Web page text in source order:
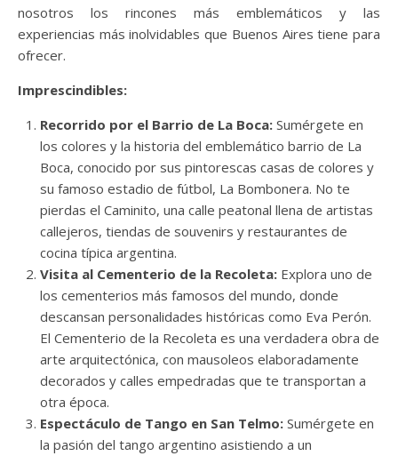
nosotros los rincones más emblemáticos y las
experiencias más inolvidables que Buenos Aires tiene para
ofrecer.
Imprescindibles:
Recorrido por el Barrio de La Boca: Sumérgete en
los colores y la historia del emblemático barrio de La
Boca, conocido por sus pintorescas casas de colores y
su famoso estadio de fútbol, La Bombonera. No te
pierdas el Caminito, una calle peatonal llena de artistas
callejeros, tiendas de souvenirs y restaurantes de
cocina típica argentina.
Visita al Cementerio de la Recoleta: Explora uno de
los cementerios más famosos del mundo, donde
descansan personalidades históricas como Eva Perón.
El Cementerio de la Recoleta es una verdadera obra de
arte arquitectónica, con mausoleos elaboradamente
decorados y calles empedradas que te transportan a
otra época.
Espectáculo de Tango en San Telmo: Sumérgete en
la pasión del tango argentino asistiendo a un